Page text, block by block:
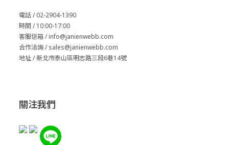
電話 / 02-2904-1390
時間 / 10:00-17:00
客服信箱 / info@janienwebb.com
合作洽詢 / sales@janienwebb.com
地址 / 新北市泰山區明志路三段6巷14號
關注我們